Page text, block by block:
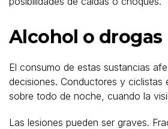
Alcohol o drogas
El consumo de estas sustancias
decisiones. Conductores y ciclistas
sobre todo de noche, cuando la
Las lesiones pueden ser graves.